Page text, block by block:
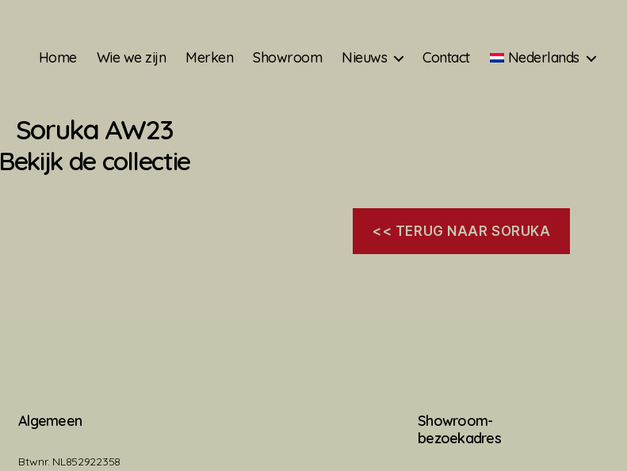
Home Wie we zijn Merken Showroom Nieuws Contact Nederlands
Soruka AW23
Bekijk de collectie
<< TERUG NAAR SORUKA
Algemeen
Btwnr. NL852922358
Showroom-
bezoekadres